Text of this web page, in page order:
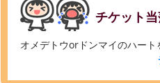
チケット
オメデトウorドンマイのハート